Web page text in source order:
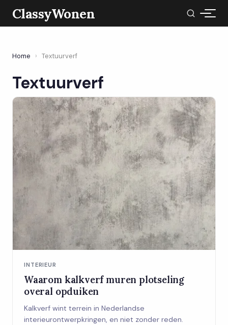
ClassyWonen
Home › Textuurverf
Textuurverf
INTERIEUR
Waarom kalkverf muren plotseling
overal opduiken
Kalkverf wint terrein in Nederlandse
interieurontwerpkringen, en niet zonder reden.